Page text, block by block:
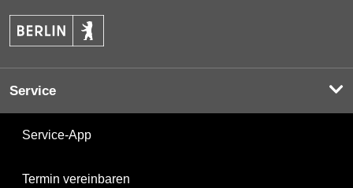
Service
Service-App
Termin vereinbaren